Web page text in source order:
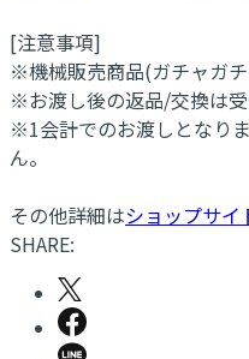
[注意事項]
※機械販売商品(ガチャガチ
※お渡し後の返品/交換は受
※1会計でのお渡しとなり
ん。
その他詳細はショップサイ
SHARE: